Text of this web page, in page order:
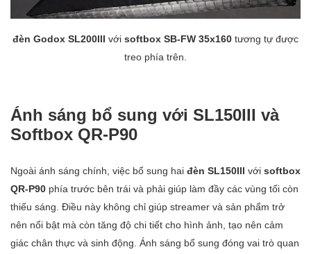
đèn Godox SL200III với softbox SB-FW 35x160 tương tự được
treo phía trên.
Ánh sáng bổ sung với SL150III và
Softbox QR-P90
Ngoài ánh sáng chính, việc bổ sung hai đèn SL150III với softbox
QR-P90 phía trước bên trái và phải giúp làm đầy các vùng tối còn
thiếu sáng. Điều này không chỉ giúp streamer và sản phẩm trở
nên nổi bật mà còn tăng độ chi tiết cho hình ảnh, tạo nên cảm
giác chân thực và sinh động. Ánh sáng bổ sung đóng vai trò quan